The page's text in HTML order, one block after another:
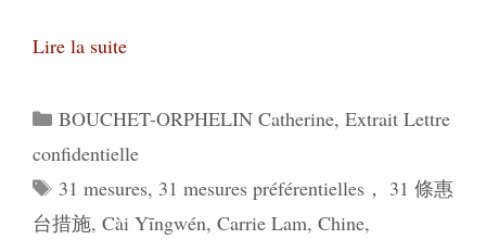
Lire la suite
Catégories
BOUCHET-ORPHELIN Catherine, Extrait Lettre
confidentielle
Étiquettes
31 mesures, 31 mesures préférentielles， 31 條惠
台措施, Cài Yīngwén, Carrie Lam, Chine,